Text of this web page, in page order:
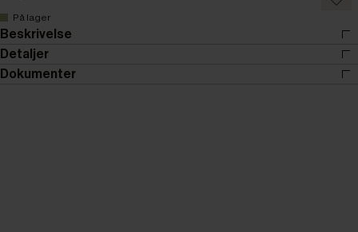
På lager
Beskrivelse
Detaljer
Dokumenter